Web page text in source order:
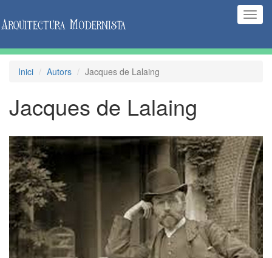
Inici Autors Jacques de Lalaing
Jacques de Lalaing